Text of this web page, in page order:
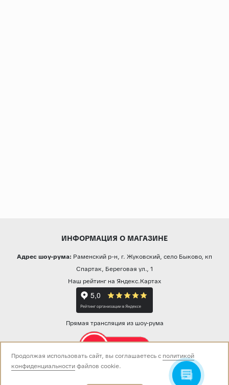
ИНФОРМАЦИЯ О МАГАЗИНЕ
Адрес шоу-рума: Раменский р-н, г. Жуковский, село Быково, кп
Спартак, Береговая ул., 1
Наш рейтинг на Яндекс.Картах
Прямая трансляция из шоу-рума
Звоните нам:
Продолжая использовать сайт, вы соглашаетесь с политикой
конфиденциальностифайлов cookie.